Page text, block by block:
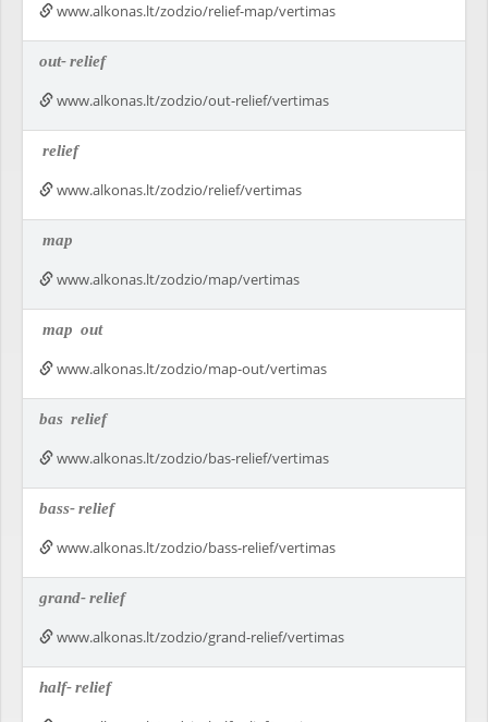
www.alkonas.lt/zodzio/relief-map/vertimas
out-relief
www.alkonas.lt/zodzio/out-relief/vertimas
relief
www.alkonas.lt/zodzio/relief/vertimas
map
www.alkonas.lt/zodzio/map/vertimas
map out
www.alkonas.lt/zodzio/map-out/vertimas
bas relief
www.alkonas.lt/zodzio/bas-relief/vertimas
bass-relief
www.alkonas.lt/zodzio/bass-relief/vertimas
grand-relief
www.alkonas.lt/zodzio/grand-relief/vertimas
half-relief